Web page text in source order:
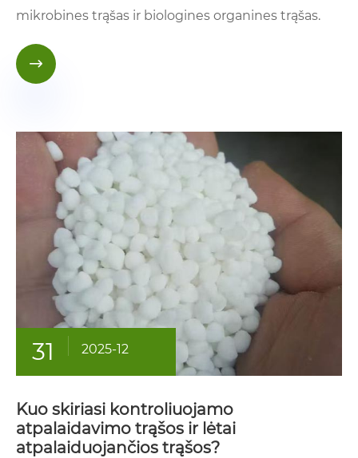
mikrobines trąšas ir biologines organines trąšas.

31 2025-12
Kuo skiriasi kontroliuojamo
atpalaidavimo trąšos ir lėtai
atpalaiduojančios trąšos?